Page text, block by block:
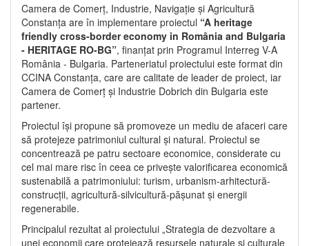
Camera de Comerț, Industrie, Navigație și Agricultură
Constanța are în implementare proiectul “A heritage
friendly cross-border economy in România and Bulgaria
- HERITAGE RO-BG”, finanțat prin Programul Interreg V-A
România - Bulgaria. Parteneriatul proiectului este format din
CCINA Constanța, care are calitate de leader de proiect, iar
Camera de Comerț și Industrie Dobrich din Bulgaria este
partener.
Proiectul își propune să promoveze un mediu de afaceri care
să protejeze patrimoniul cultural și natural. Proiectul se
concentrează pe patru sectoare economice, considerate cu
cel mai mare risc în ceea ce privește valorificarea economică
sustenabilă a patrimoniului: turism, urbanism-arhitectură-
construcții, agricultură-silvicultură-pășunat și energii
regenerabile.
Principalul rezultat al proiectului „Strategia de dezvoltare a
unei economii care protejează resursele naturale și culturale